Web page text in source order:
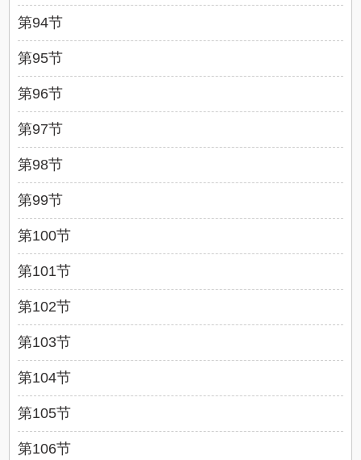
第94节
第95节
第96节
第97节
第98节
第99节
第100节
第101节
第102节
第103节
第104节
第105节
第106节